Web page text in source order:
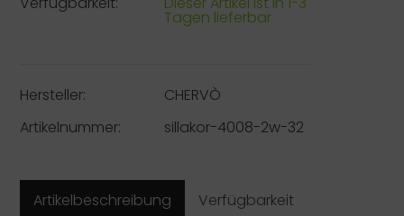
Tagen lieferbar
Hersteller:
CHERVÒ
Artikelnummer:
sillakor-4008-2w-32
Artikelbeschreibung
Verfügbarkeit